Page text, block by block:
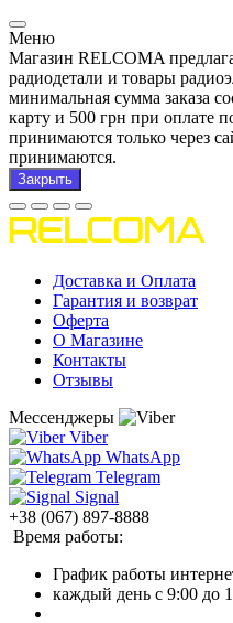
Меню
Магазин RELCOMA
радиодетали и товары
минимальная сумма заказа
карту и 500 грн при оплате
принимаются только через
принимаются.
Закрыть
Доставка и Оплата
Гарантия и возврат
Оферта
О Магазине
Контакты
Отзывы
Мессенджеры
Viber
WhatsApp
Telegram
Signal
+38 (067) 897-8888
Время работы:
График работы
каждый день с 9:00 до